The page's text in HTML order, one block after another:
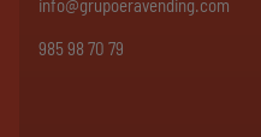
info@grupoeravending.com
985 98 70 79